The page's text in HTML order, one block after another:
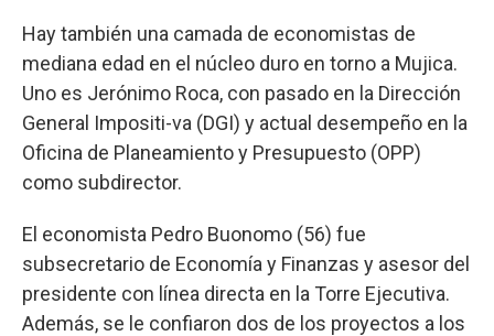
Hay también una camada de economistas de
mediana edad en el núcleo duro en torno a Mujica.
Uno es Jerónimo Roca, con pasado en la Dirección
General Impositi-va (DGI) y actual desempeño en la
Oficina de Planeamiento y Presupuesto (OPP)
como subdirector.
El economista Pedro Buonomo (56) fue
subsecretario de Economía y Finanzas y asesor del
presidente con línea directa en la Torre Ejecutiva.
Además, se le confiaron dos de los proyectos a los